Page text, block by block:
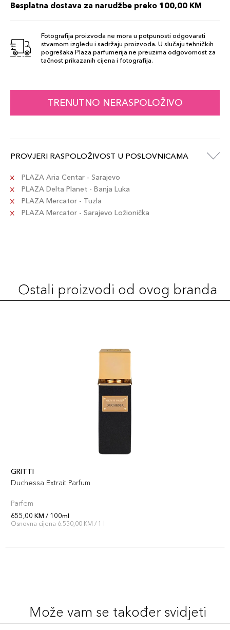
Besplatna dostava za narudžbe preko 100,00 KM
Fotografija proizvoda ne mora u potpunosti odgovarati
stvarnom izgledu i sadržaju proizvoda. U slučaju tehničkih
pogrešaka Plaza parfumerija ne preuzima odgovornost za
tačnost prikazanih cijena i fotografija.
TRENUTNO NERASPOLOŽIVO
PROVJERI RASPOLOŽIVOST U POSLOVNICAMA
PLAZA Aria Centar - Sarajevo
PLAZA Delta Planet - Banja Luka
PLAZA Mercator - Tuzla
PLAZA Mercator - Sarajevo Ložionička
Ostali proizvodi od ovog branda
GRITTI
Duchessa Extrait Parfum
Parfem
655,00 KM / 100ml
Osnovna cijena 6.550,00 KM / 1 l
Može vam se također svidjeti